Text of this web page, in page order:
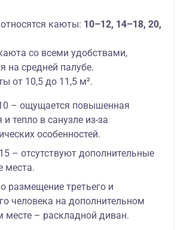
относятся каюты: 10–12, 14–18, 20,
со всеми удобствами,
на средней палубе.
от 10,5 до 11,5 м².
– ощущается повышенная
и тепло в санузле из-за
особенностей.
– отсутствуют дополнительные
места.
размещение третьего и
человека на дополнительном
месте – раскладной диван.